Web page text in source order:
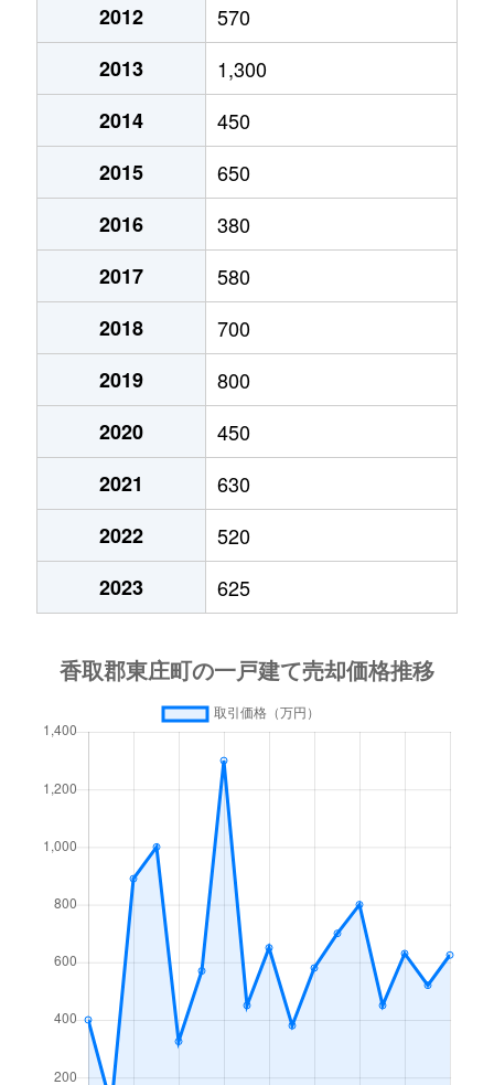
2012
570
2013
1,300
2014
450
2015
650
2016
380
2017
580
2018
700
2019
800
2020
450
2021
630
2022
520
2023
625